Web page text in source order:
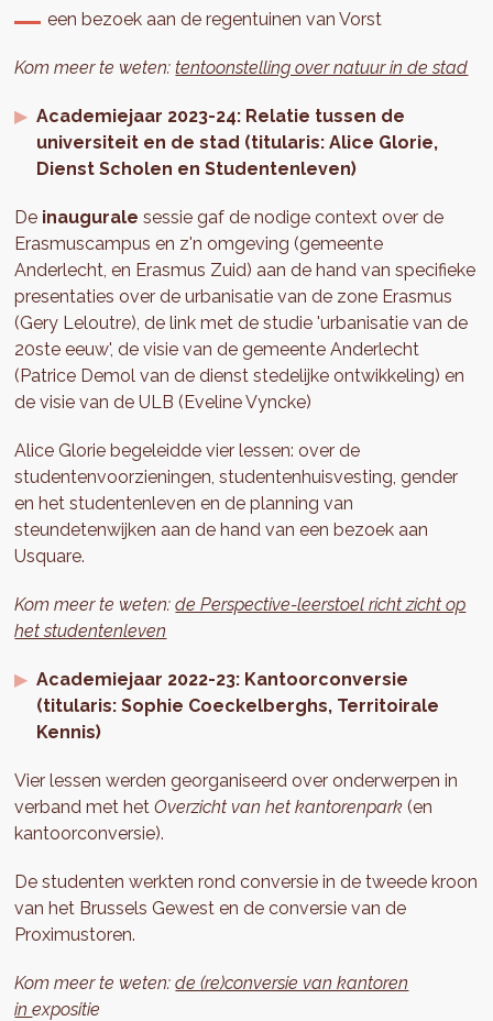
een bezoek aan de regentuinen van Vorst
Kom meer te weten:tentoonstelling over natuur in de stad
Academiejaar 2023-24: Relatie tussen de
universiteit en de stad (titularis: Alice Glorie,
Dienst Scholen en Studentenleven)
De inaugurale sessie gaf de nodige context over de
Erasmuscampus en z'n omgeving (gemeente
Anderlecht, en Erasmus Zuid) aan de hand van specifieke
presentaties over de urbanisatie van de zone Erasmus
(Gery Leloutre), de link met de studie 'urbanisatie van de
20ste eeuw', de visie van de gemeente Anderlecht
(Patrice Demol van de dienst stedelijke ontwikkeling) en
de visie van de ULB (Eveline Vyncke)
Alice Glorie begeleidde vier lessen: over de
studentenvoorzieningen, studentenhuisvesting, gender
en het studentenleven en de planning van
steundetenwijken aan de hand van een bezoek aan
Usquare.
Kom meer te weten:de Perspective-leerstoel richt zicht op
het studentenleven
Academiejaar 2022-23: Kantoorconversie
(titularis: Sophie Coeckelberghs, Territoirale
Kennis)
Vier lessen werden georganiseerd over onderwerpen in
verband met hetOverzicht van het kantorenpark (en
kantoorconversie).
De studenten werkten rond conversie in de tweede kroon
van het Brussels Gewest en de conversie van de
Proximustoren.
Kom meer te weten:de (re)conversie van kantoren
inexpositie